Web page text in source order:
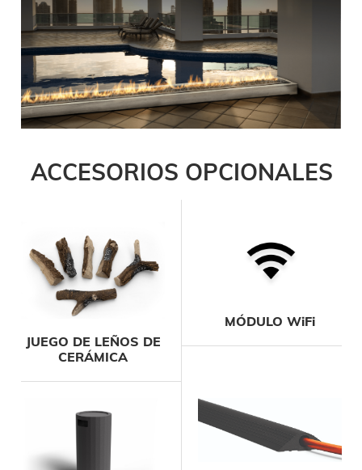
ACCESORIOS OPCIONALES
JUEGO DE LEÑOS DE
CERÁMICA
MÓDULO WiFi